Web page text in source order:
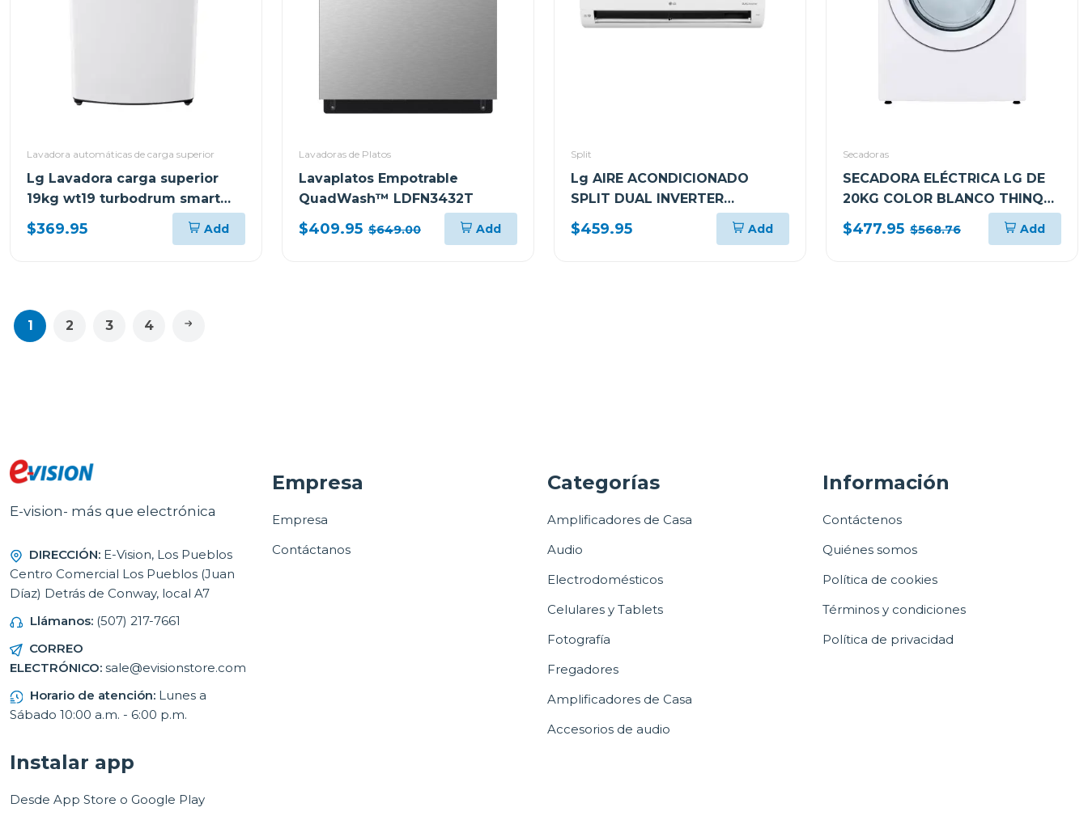
Lavadora automáticas de carga superior
Lg Lavadora carga superior
19kg wt19 turbodrum smart
diagnosis color blanco
$369.95 Add
Lavadoras de Platos
Lavaplatos Empotrable
QuadWash™ LDFN3432T
$409.95 $649.00 Add
Split
Lg AIRE ACONDICIONADO
SPLIT DUAL INVERTER
12000BTU KW MANAGER
THINQ VM122C
$459.95 Add
Secadoras
SECADORA ELÉCTRICA LG DE
20KG COLOR BLANCO THINQ
DF20WV2EW
$477.95 $568.76 Add
1 2 3 4
E-vision- más que electrónica
DIRECCIÓN: E-Vision, Los Pueblos
Centro Comercial Los Pueblos (Juan
Díaz) Detrás de Conway, local A7
Llámanos: (507) 217-7661
CORREO
ELECTRÓNICO: sale@evisionstore.com
Horario de atención: Lunes a
Sábado 10:00 a.m. - 6:00 p.m.
Empresa
Empresa
Contáctanos
Categorías
Amplificadores de Casa
Audio
Electrodomésticos
Celulares y Tablets
Fotografía
Fregadores
Amplificadores de Casa
Accesorios de audio
Información
Contáctenos
Quiénes somos
Política de cookies
Términos y condiciones
Política de privacidad
Instalar app
Desde App Store o Google Play